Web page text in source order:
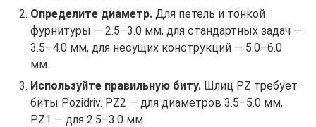
Определите диаметр. Для петель и тонкой
фурнитуры — 2.5–3.0 мм, для стандартных задач —
3.5–4.0 мм, для несущих конструкций — 5.0–6.0
мм.
Используйте правильную биту. Шлиц PZ требует
биты Pozidriv. PZ2 — для диаметров 3.5–5.0 мм,
PZ1 — для 2.5–3.0 мм.